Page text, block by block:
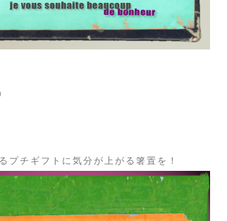
プチギフトに気分が上がる箸置を！